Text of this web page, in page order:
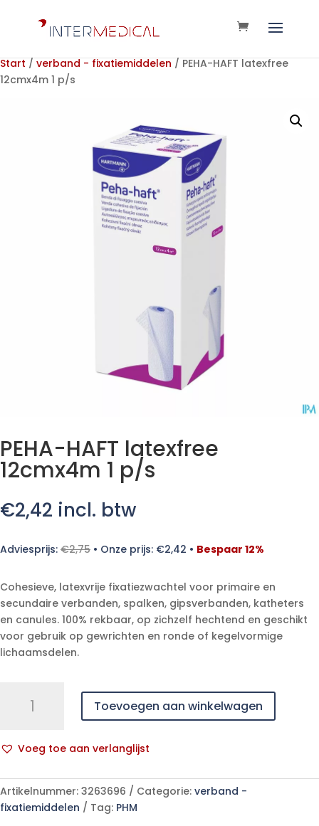
Start / verband - fixatiemiddelen / PEHA-HAFT latexfree
12cmx4m 1 p/s
PEHA-HAFT latexfree
12cmx4m 1 p/s
€2,42 incl. btw
Adviesprijs: €2,75 • Onze prijs: €2,42 • Bespaar 12%
Cohesieve, latexvrije fixatiezwachtel voor primaire en
secundaire verbanden, spalken, gipsverbanden, katheters
en canules. 100% rekbaar, op zichzelf hechtend en geschikt
voor gebruik op gewrichten en ronde of kegelvormige
lichaamsdelen.
aantal
Toevoegen aan winkelwagen
Voeg toe aan verlanglijst
l
t
e
Artikelnummer: 3263696 Categorie: verband -
fixatiemiddelen
Tag: PHM